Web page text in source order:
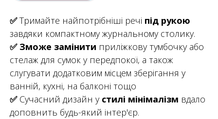
✅Тримайте найпотрібніші речі під рукою
завдяки компактному журнальному столику.
✅ Зможе замінити приліжкову тумбочку або
стелаж для сумок у передпокої, а також
слугувати додатковим місцем зберігання у
ванній, кухні, на балконі тощо
✅Сучасний дизайн у стилі мінімалізм вдало
доповнить будь-який інтер'єр.